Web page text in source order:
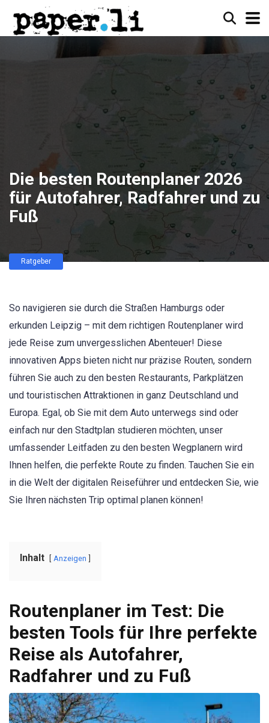
Die besten Routenplaner 2026
für Autofahrer, Radfahrer und zu
Fuß
Ratgeber
So navigieren sie durch die Straßen Hamburgs oder
erkunden Leipzig – mit dem richtigen Routenplaner wird
jede Reise zum unvergesslichen Abenteuer! Diese
innovativen Apps bieten nicht nur präzise Routen, sondern
führen Sie auch zu den besten Restaurants, Parkplätzen
und touristischen Attraktionen in ganz Deutschland und
Europa. Egal, ob Sie mit dem Auto unterwegs sind oder
einfach nur den Stadtplan studieren möchten, unser
umfassender Leitfaden zu den besten Wegplanern wird
Ihnen helfen, die perfekte Route zu finden. Tauchen Sie ein
in die Welt der digitalen Reiseführer und entdecken Sie, wie
Sie Ihren nächsten Trip optimal planen können!
Inhalt Anzeigen
Routenplaner im Test: Die
besten Tools für Ihre perfekte
Reise als Autofahrer,
Radfahrer und zu Fuß